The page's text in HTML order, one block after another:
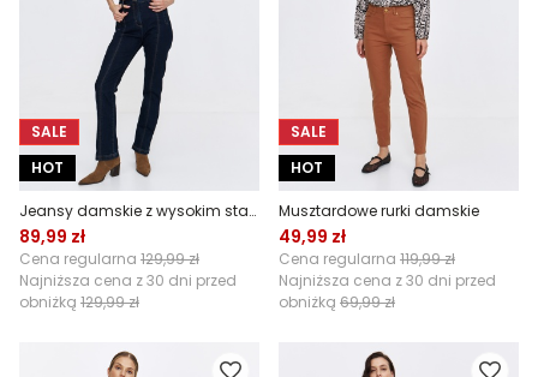
SALE
HOT
Jeansy damskie z wysokim stanem i przeszyciami
89,99 zł
Cena regularna 129,99 zł
Najniższa cena z 30 dni przed
obniżką 129,99 zł
SALE
HOT
Musztardowe rurki damskie
49,99 zł
Cena regularna 119,99 zł
Najniższa cena z 30 dni przed
obniżką 69,99 zł